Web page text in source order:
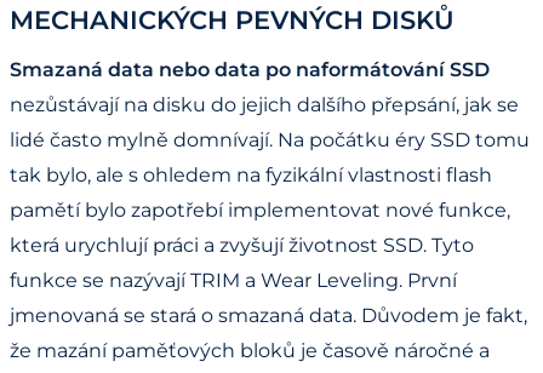
MECHANICKÝCH PEVNÝCH DISKŮ
Smazaná data nebo data po naformátování SSD
nezůstávají na disku do jejich dalšího přepsání, jak se
lidé často mylně domnívají. Na počátku éry SSD tomu
tak bylo, ale s ohledem na fyzikální vlastnosti flash
pamětí bylo zapotřebí implementovat nové funkce,
která urychlují práci a zvyšují životnost SSD. Tyto
funkce se nazývají TRIM a Wear Leveling. První
jmenovaná se stará o smazaná data. Důvodem je fakt,
že mazání paměťových bloků je časově náročné a